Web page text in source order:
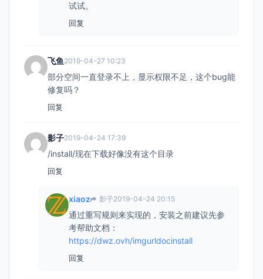
试试。
回复
飞鱼 2019-04-27 10:23
部分空间一直登录不上，显示权限不足，这个bug能
修复吗？
回复
影子2019-04-24 17:39
/install/现在下载好像没有这个目录
回复
xiaoz 影子2019-04-24 20:15
通过重写规则来实现的，安装之前建议先参
考帮助文档：
https://dwz.ovh/imgurldocinstall
回复